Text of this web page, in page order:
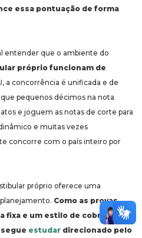
essa pontuação de forma
entender que o ambiente do
próprio funcionam de
a concorrência é unificada e de
pequenos décimos na nota
e joguem as notas de corte para
e muitas vezes
concorre com o país inteiro por
próprio oferece uma
Como as provas
fixa e um estilo de cobrança
estudar direcionado pelo